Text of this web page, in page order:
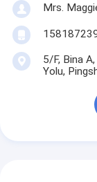
Mrs.
5/F, Bina
Yolu,